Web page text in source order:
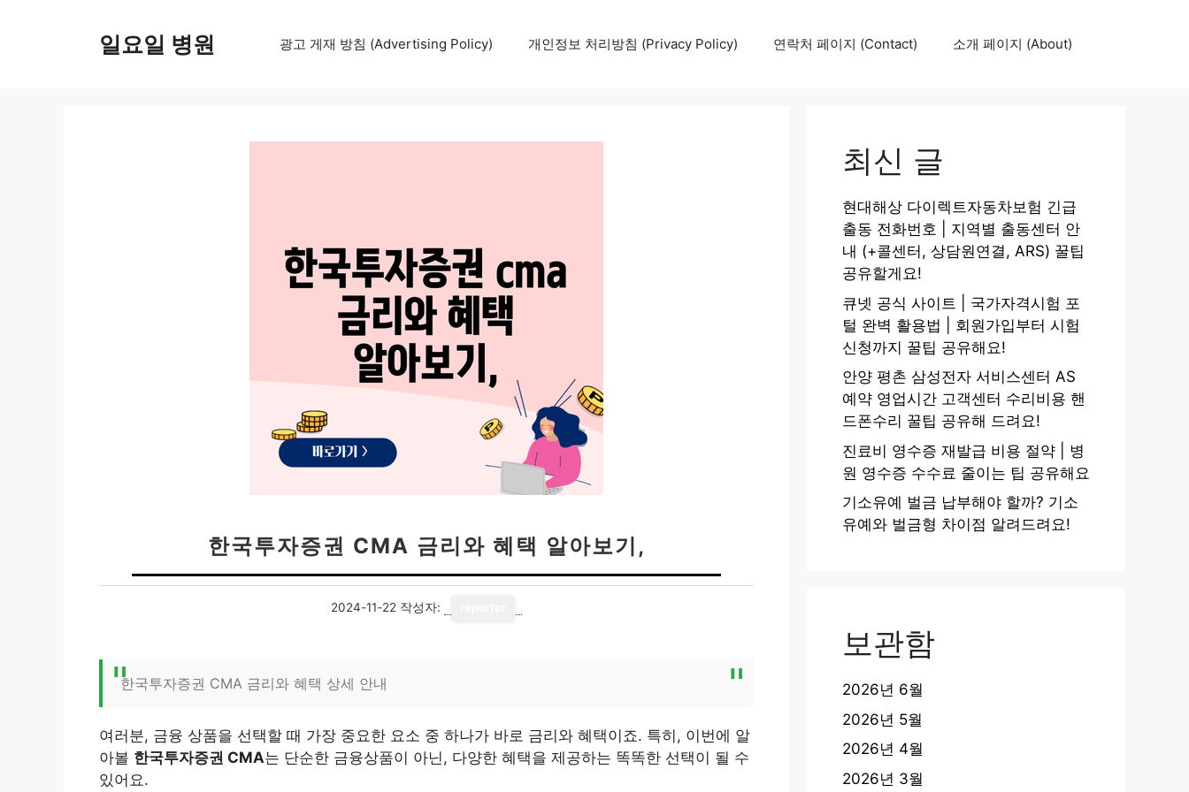
일요일 병원 광고 게재 방침 (Advertising Policy) 개인정보 처리방침 (Privacy Policy) 연락처 페이지 (Contact) 소개 페이지 (About)
한국투자증권 CMA 금리와 혜택 알아보기,
2024-11-22 작성자:
한국투자증권 CMA 금리와 혜택 상세 안내
여러분, 금융 상품을 선택할 때 가장 중요한 요소 중 하나가 바로 금리와 혜택이죠. 특히, 이번에 알
아볼 한국투자증권 CMA는 단순한 금융상품이 아닌, 다양한 혜택을 제공하는 똑똑한 선택이 될 수
있어요.
최신 글
현대해상 다이렉트자동차보험 긴급
출동 전화번호 | 지역별 출동센터 안
내 (+콜센터, 상담원연결, ARS) 꿀팁
공유할게요!
큐넷 공식 사이트 | 국가자격시험 포
털 완벽 활용법 | 회원가입부터 시험
신청까지 꿀팁 공유해요!
안양 평촌 삼성전자 서비스센터 AS
예약 영업시간 고객센터 수리비용 핸
드폰수리 꿀팁 공유해 드려요!
진료비 영수증 재발급 비용 절약 | 병
원 영수증 수수료 줄이는 팁 공유해요
기소유예 벌금 납부해야 할까? 기소
유예와 벌금형 차이점 알려드려요!
보관함
2026년 6월
2026년 5월
2026년 4월
2026년 3월